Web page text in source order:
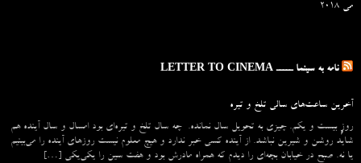
می 2018
نامه به سینما ـــــ LETTER TO CINEMA
آخرین ساعت‌های سالی تلخ و تیره
روزِ بیست و یکم. چیزی به تحویل سال نمانده. چه سال تلخ و تیره‌ای بود امسال و سال آینده هم
شاید روشن و شیرین نباشد. از آینده کسی خبر ندارد و هیچ معلوم نیست روزهای آینده را می‌بینیم
یا نه. صبح در خیابان بچه‌ای را دیدم که همراه مادرش بود و هفت سین را یکی‌یکی […]